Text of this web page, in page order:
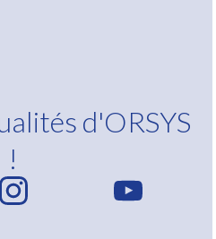
d'ORSYS
!